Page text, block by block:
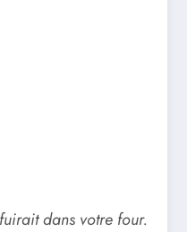
dans votre four.